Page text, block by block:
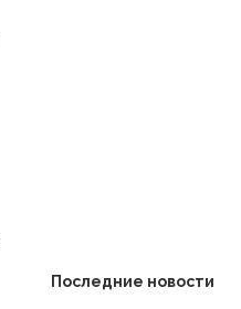
Последние новости